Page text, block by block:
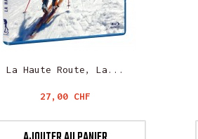
La Haute Route, La...
Prix
27,00 CHF